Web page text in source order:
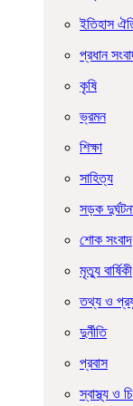
ইতিহাস
প্রধান
কৃষি
ভ্রমন
শিক্ষা
সাহিত্য
সড়ক
শোক সংবাদ
মৃত্যু বার্ষিকী
তথ্য ও
দুর্নীতি
প্রবাস
স্বাস্থ্য ও